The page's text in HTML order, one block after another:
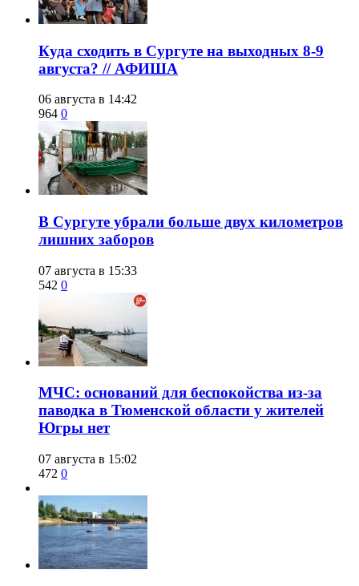
​Куда сходить в Сургуте на выходных 8-9
августа? // АФИША
06 августа в 14:42
964 0
​В Сургуте убрали больше двух километров
лишних заборов
07 августа в 15:33
542 0
​МЧС: оснований для беспокойства из-за
паводка в Тюменской области у жителей
Югры нет
07 августа в 15:02
472 0